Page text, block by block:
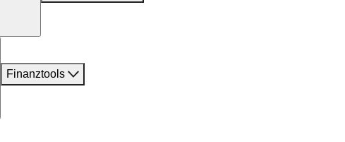
Finanztools